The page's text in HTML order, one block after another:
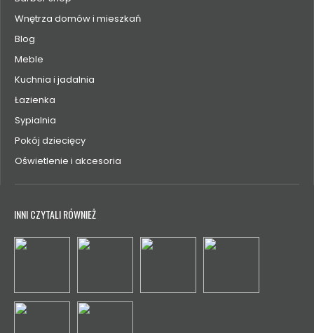
Wnętrza domów i mieszkań
Blog
Meble
Kuchnia i jadalnia
Łazienka
Sypialnia
Pokój dziecięcy
Oświetlenie i akcesoria
INNI CZYTALI RÓWNIEŻ